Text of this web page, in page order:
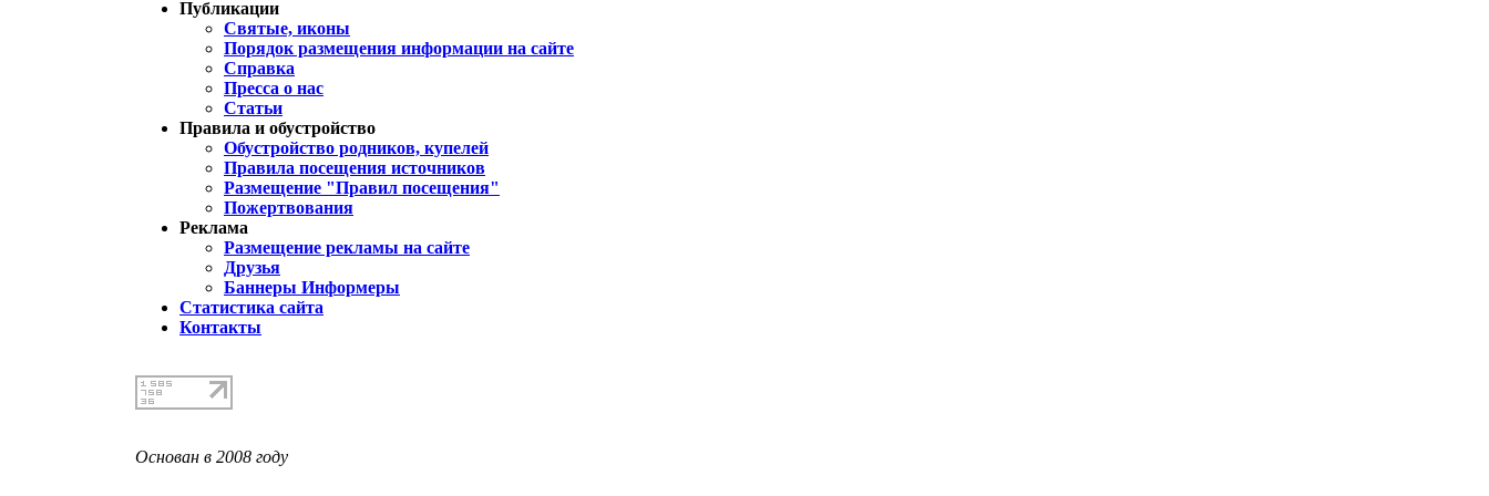
Публикации
Святые, иконы
Порядок размещения информации на сайте
Справка
Пресса о нас
Статьи
Правила и обустройство
Обустройство родников, купелей
Правила посещения источников
Размещение "Правил посещения"
Пожертвования
Реклама
Размещение рекламы на сайте
Друзья
Баннеры Информеры
Статистика сайта
Контакты
Основан в 2008 году